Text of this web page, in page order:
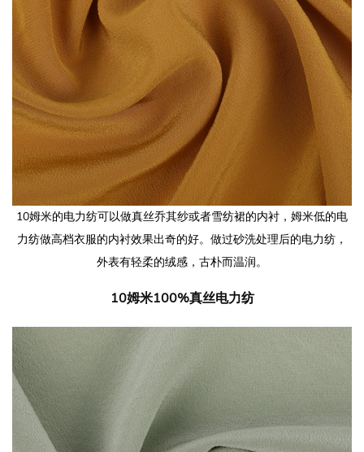
10姆米的电力纺可以做真丝乔其纱或者雪纺裙的内衬，姆米低的电
力纺做高档衣服的内衬效果出奇的好。做过砂洗处理后的电力纺，
外表有轻柔的绒感，古朴而温润。
10姆米100%真丝电力纺